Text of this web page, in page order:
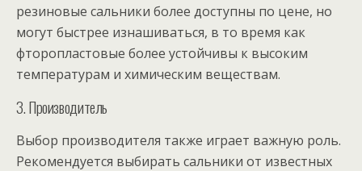
резиновые сальники более доступны по цене, но
могут быстрее изнашиваться, в то время как
фторопластовые более устойчивы к высоким
температурам и химическим веществам.
3. Производитель
Выбор производителя также играет важную роль.
Рекомендуется выбирать сальники от известных